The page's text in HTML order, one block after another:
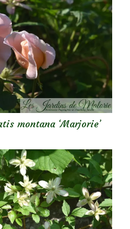
montana ‘Marjorie’